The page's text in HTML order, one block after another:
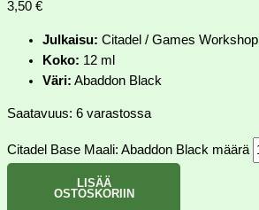
3,50 €
Julkaisu: Citadel / Games Workshop
Koko: 12 ml
Väri: Abaddon Black
Saatavuus: 6 varastossa
Citadel Base Maali: Abaddon Black määrä
LISÄÄ
OSTOSKORIIN